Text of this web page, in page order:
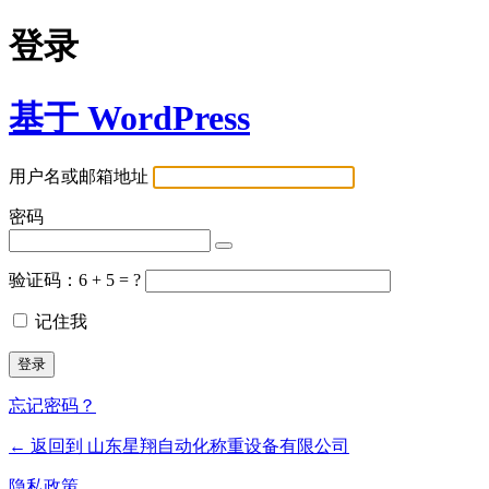
登录
基于 WordPress
用户名或邮箱地址
密码
验证码：6 + 5 = ?
记住我
忘记密码？
← 返回到 山东星翔自动化称重设备有限公司